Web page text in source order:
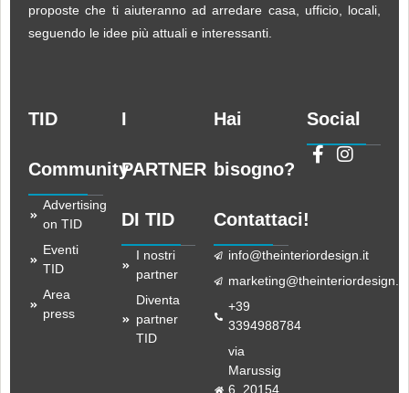
proposte che ti aiuteranno ad arredare casa, ufficio, locali,
seguendo le idee più attuali e interessanti.
TID
Community
Advertising
on TID
Eventi
TID
Area
press
I
PARTNER
DI TID
I nostri
partner
Diventa
partner
TID
Hai
bisogno?
Contattaci!
info@theinteriordesign.it
marketing@theinteriordesign.it
+39
3394988784
via
Marussig
6, 20154
Social